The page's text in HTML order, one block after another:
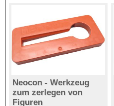
Neocon - Werkzeug
zum zerlegen von
Figuren